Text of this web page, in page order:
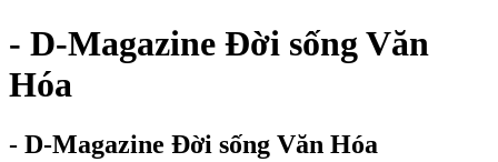
- D-Magazine Đời sống Văn
Hóa
- D-Magazine Đời sống Văn Hóa